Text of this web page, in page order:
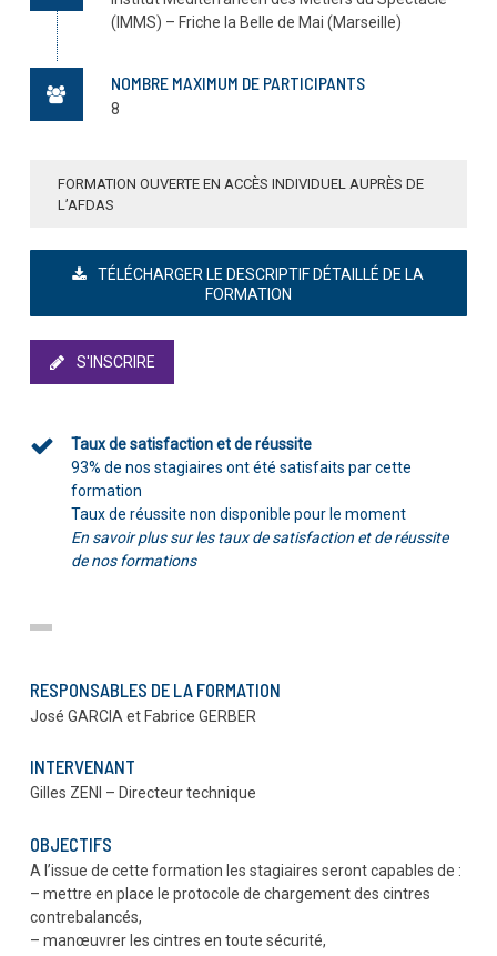
OBJECTIFS
A l’issue de cette formation les stagiaires seront capables de :
– mettre en place le protocole de chargement des cintres
contrebalancés,
– manœuvrer les cintres en toute sécurité,
En soumettant ce formulaire, j’accepte que mon
informations sur la prochaine session de cette formation.
Je note qu'à tout moment, je pourrai me désinscrire en
cliquant sur le lien en bas de page de l'e-mail reçu.*
(IMMS) – Friche la Belle de Mai (Marseille)
NOMBRE MAXIMUM DE PARTICIPANTS
8
FORMATION OUVERTE EN ACCÈS INDIVIDUEL AUPRÈS DE
L’AFDAS
TÉLÉCHARGER LE DESCRIPTIF DÉTAILLÉ DE LA
FORMATION
S'INSCRIRE
Taux de satisfaction et de réussite
93% de nos stagiaires ont été satisfaits par cette
formation
Taux de réussite non disponible pour le moment
En savoir plus sur les taux de satisfaction et de réussite
de nos formations
RESPONSABLES DE LA FORMATION
José GARCIA et Fabrice GERBER
INTERVENANT
Gilles ZENI – Directeur technique